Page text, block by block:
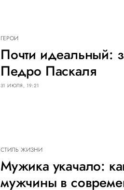
ГЕРОИ
Почти идеальный:
Педро Паскаля
31 ИЮЛЯ, 19:21
СТИЛЬ ЖИЗНИ
Мужика укачало:
мужчины в